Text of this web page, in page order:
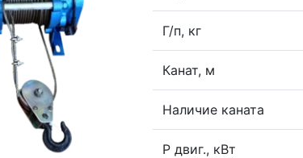
Г/п, кг
Канат, м
Наличие каната
P двиг., кВт